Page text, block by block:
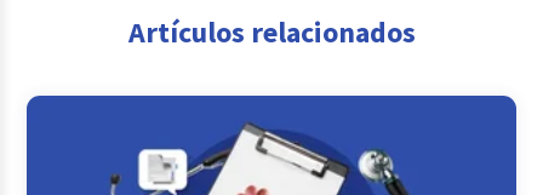
Artículos relacionados